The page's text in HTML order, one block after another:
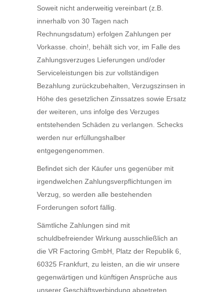
Soweit nicht anderweitig vereinbart (z.B.
innerhalb von 30 Tagen nach
Rechnungsdatum) erfolgen Zahlungen per
Vorkasse. choin!, behält sich vor, im Falle des
Zahlungsverzuges Lieferungen und/oder
Serviceleistungen bis zur vollständigen
Bezahlung zurückzubehalten, Verzugszinsen in
Höhe des gesetzlichen Zinssatzes sowie Ersatz
der weiteren, uns infolge des Verzuges
entstehenden Schäden zu verlangen. Schecks
werden nur erfüllungshalber
entgegengenommen.
Befindet sich der Käufer uns gegenüber mit
irgendwelchen Zahlungsverpflichtungen im
Verzug, so werden alle bestehenden
Forderungen sofort fällig.
Sämtliche Zahlungen sind mit
schuldbefreiender Wirkung ausschließlich an
die VR Factoring GmbH, Platz der Republik 6,
60325 Frankfurt, zu leisten, an die wir unsere
gegenwärtigen und künftigen Ansprüche aus
unserer Geschäftsverbindung abgetreten